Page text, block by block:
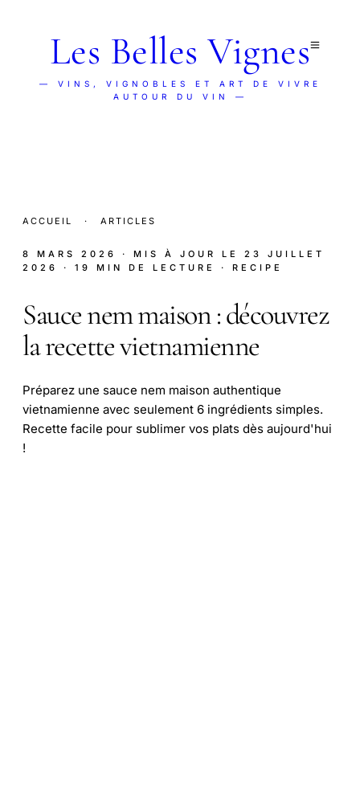
Les Belles Vignes
— VINS, VIGNOBLES ET ART DE VIVRE
AUTOUR DU VIN —
ACCUEIL · ARTICLES
8 MARS 2026 · MIS À JOUR LE 23 JUILLET
2026
· 19 MIN DE LECTURE · RECIPE
Sauce nem maison : découvrez
la recette vietnamienne
Préparez une sauce nem maison authentique
vietnamienne avec seulement 6 ingrédients simples.
Recette facile pour sublimer vos plats dès aujourd'hui
!